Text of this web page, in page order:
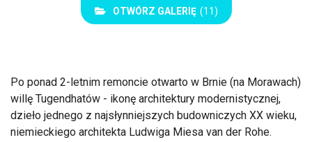
OTWÓRZ GALERIĘ (11)
Po ponad 2-letnim remoncie otwarto w Brnie (na Morawach)
willę Tugendhatów - ikonę architektury modernistycznej,
dzieło jednego z najsłynniejszych budowniczych XX wieku,
niemieckiego architekta Ludwiga Miesa van der Rohe.